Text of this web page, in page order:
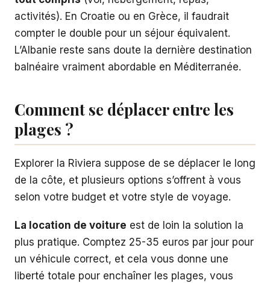
activités). En Croatie ou en Grèce, il faudrait
compter le double pour un séjour équivalent.
L’Albanie reste sans doute la dernière destination
balnéaire vraiment abordable en Méditerranée.
Comment se déplacer entre les
plages ?
Explorer la Riviera suppose de se déplacer le long
de la côte, et plusieurs options s’offrent à vous
selon votre budget et votre style de voyage.
La location de voiture est de loin la solution la
plus pratique. Comptez 25-35 euros par jour pour
un véhicule correct, et cela vous donne une
liberté totale pour enchaîner les plages, vous